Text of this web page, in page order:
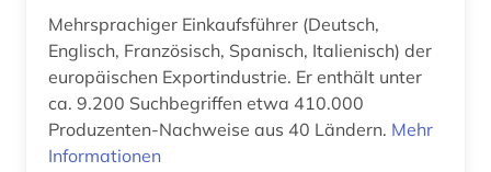
berne <wesermarsch> (1)
beruf (1)
berufliche bildung (1)
Mehrsprachiger Einkaufsführer (Deutsch,
Englisch, Französisch, Spanisch, Italienisch) der
europäischen Exportindustrie. Er enthält unter
ca. 9.200 Suchbegriffen etwa 410.000
Produzenten-Nachweise aus 40 Ländern. Mehr
Informationen